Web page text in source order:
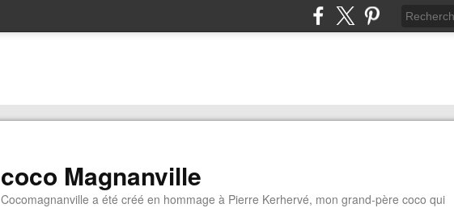
coco Magnanville
Cocomagnanville a été créé en hommage à Pierre Kerhervé, mon grand-père coco qui